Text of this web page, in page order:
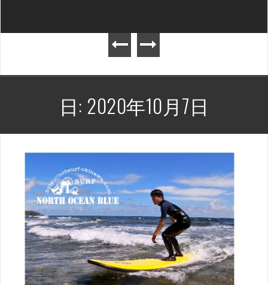
日: 2020年10月7日